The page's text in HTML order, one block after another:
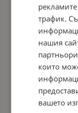
трафик.
нашия
които
вашето